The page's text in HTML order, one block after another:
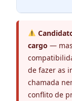
cargo —
de fazer as
chamada
conflito de